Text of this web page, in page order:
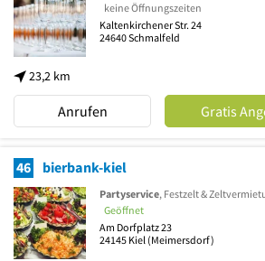
23,2 km
keine Öffnungszeiten
Kaltenkirchener Str. 24
24640Schmalfeld
Anrufen Gratis
46 bierbank-kiel
Partyservice, Festzelt &
Geöffnet
Am Dorfplatz 23
24145 Kiel (Meimersdorf)